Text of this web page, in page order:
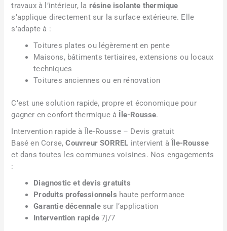
travaux à l’intérieur, la résine isolante thermique
s’applique directement sur la surface extérieure. Elle
s’adapte à :
Toitures plates ou légèrement en pente
Maisons, bâtiments tertiaires, extensions ou locaux
techniques
Toitures anciennes ou en rénovation
C’est une solution rapide, propre et économique pour
gagner en confort thermique à Île-Rousse.
Intervention rapide à Île-Rousse – Devis gratuit
Basé en Corse,Couvreur SORREL intervient à Île-Rousse
et dans toutes les communes voisines. Nos engagements
:
Diagnostic et devis gratuits
Produits professionnels haute performance
Garantie décennalesur l’application
Intervention rapide 7j/7